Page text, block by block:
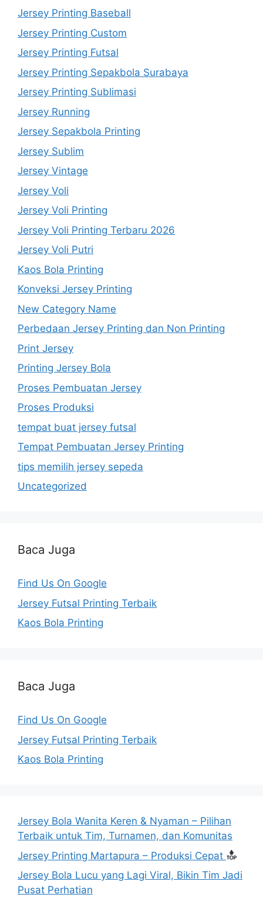
Jersey Printing Baseball
Jersey Printing Custom
Jersey Printing Futsal
Jersey Printing Sepakbola Surabaya
Jersey Printing Sublimasi
Jersey Running
Jersey Sepakbola Printing
Jersey Sublim
Jersey Vintage
Jersey Voli
Jersey Voli Printing
Jersey Voli Printing Terbaru 2026
Jersey Voli Putri
Kaos Bola Printing
Konveksi Jersey Printing
New Category Name
Perbedaan Jersey Printing dan Non Printing
Print Jersey
Printing Jersey Bola
Proses Pembuatan Jersey
Proses Produksi
tempat buat jersey futsal
Tempat Pembuatan Jersey Printing
tips memilih jersey sepeda
Uncategorized
Baca Juga
Find Us On Google
Jersey Futsal Printing Terbaik
Kaos Bola Printing
Baca Juga
Find Us On Google
Jersey Futsal Printing Terbaik
Kaos Bola Printing
Jersey Bola Wanita Keren & Nyaman – Pilihan
Terbaik untuk Tim, Turnamen, dan Komunitas
Jersey Printing Martapura – Produksi Cepat
Jersey Bola Lucu yang Lagi Viral, Bikin Tim Jadi
Pusat Perhatian